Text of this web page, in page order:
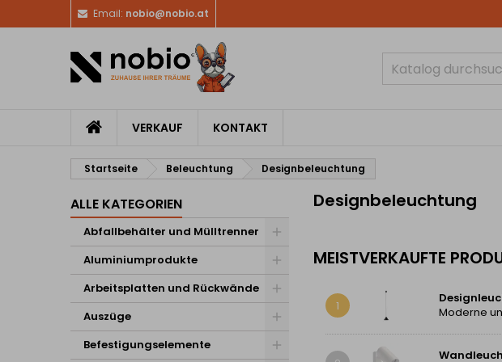
Email: nobio@nobio.at
VERKAUF KONTAKT
Startseite Beleuchtung Designbeleuchtung
ALLE KATEGORIEN
Abfallbehälter und Mülltrenner
Aluminiumprodukte
Arbeitsplatten und Rückwände
Auszüge
Befestigungselemente
Designbeleuchtung
MEISTVERKAUFTE
1